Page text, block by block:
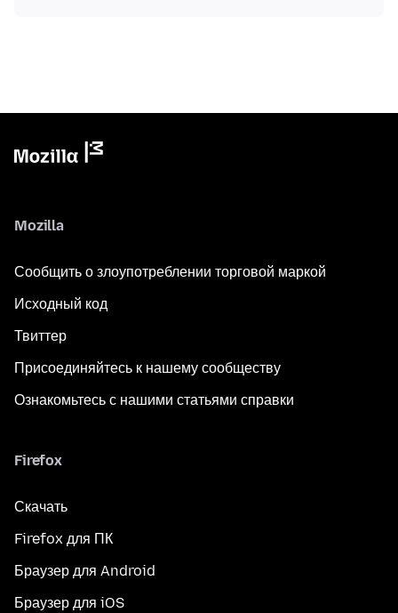
Mozilla
Сообщить о злоупотреблении торговой маркой
Исходный код
Твиттер
Присоединяйтесь к нашему сообществу
Ознакомьтесь с нашими статьями справки
Firefox
Скачать
Firefox для ПК
Браузер для Android
Браузер для iOS